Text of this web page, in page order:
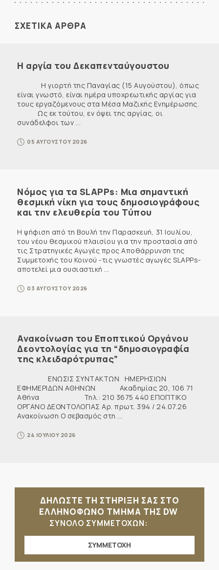
ΣΧΕΤΙΚΑ ΑΡΘΡΑ
Η αργία του Δεκαπενταύγουστου
Η γιορτή της Παναγίας (15 Αυγούστου), όπως
είναι γνωστό, είναι ημέρα υποχρεωτικής αργίας για
τους εργαζόμενους στα Μέσα Μαζικής Ενημέρωσης.
Ως εκ τούτου, εν όψει της αργίας, οι
συνάδελφοι των ...
05 ΑΥΓΟΥΣΤΟΥ 2026
Νόμος για τα SLAPPs: Μια σημαντική
θεσμική νίκη για τους δημοσιογράφους
και την ελευθερία του Τύπου
Η ψήφιση από τη Βουλή την Παρασκευή, 31 Ιουλίου,
του νέου θεσμικού πλαισίου για την προστασία από
τις Στρατηγικές Αγωγές προς Αποθάρρυνση της
Συμμετοχής του Κοινού -τις γνωστές αγωγές SLAPPs-
αποτελεί μια ουσιαστική ...
03 ΑΥΓΟΥΣΤΟΥ 2026
Ανακοίνωση του Εποπτικού Οργάνου
Δεοντολογίας για τη “δημοσιογραφία
της κλειδαρότρυπας”
ΕΝΩΣΙΣ ΣΥΝΤΑΚΤΩΝ ΗΜΕΡΗΣΙΩΝ
ΕΦΗΜΕΡΙΔΩΝ ΑΘΗΝΩΝ Ακαδημίας 20, 106 71
Αθήνα Τηλ.: 210 3675 440 ΕΠΟΠΤΙΚΟ
ΟΡΓΑΝΟ ΔΕΟΝΤΟΛΟΓΙΑΣ Αρ. πρωτ. 394 / 24.07.26
Ανακοίνωση Ο σεβασμός στη ...
24 ΙΟΥΛΙΟΥ 2026
ΔΗΛΩΣΤΕ ΤΗ ΣΤΗΡΙΞΗ ΣΑΣ ΣΤΟ
ΕΛΛΗΝΟΦΩΝΟ ΤΜΗΜΑ ΤΗΣ DW
ΣΥΝΟΛΟ ΣΥΜΜΕΤΟΧΩΝ:
ΣΥΜΜΕΤΟΧΗ